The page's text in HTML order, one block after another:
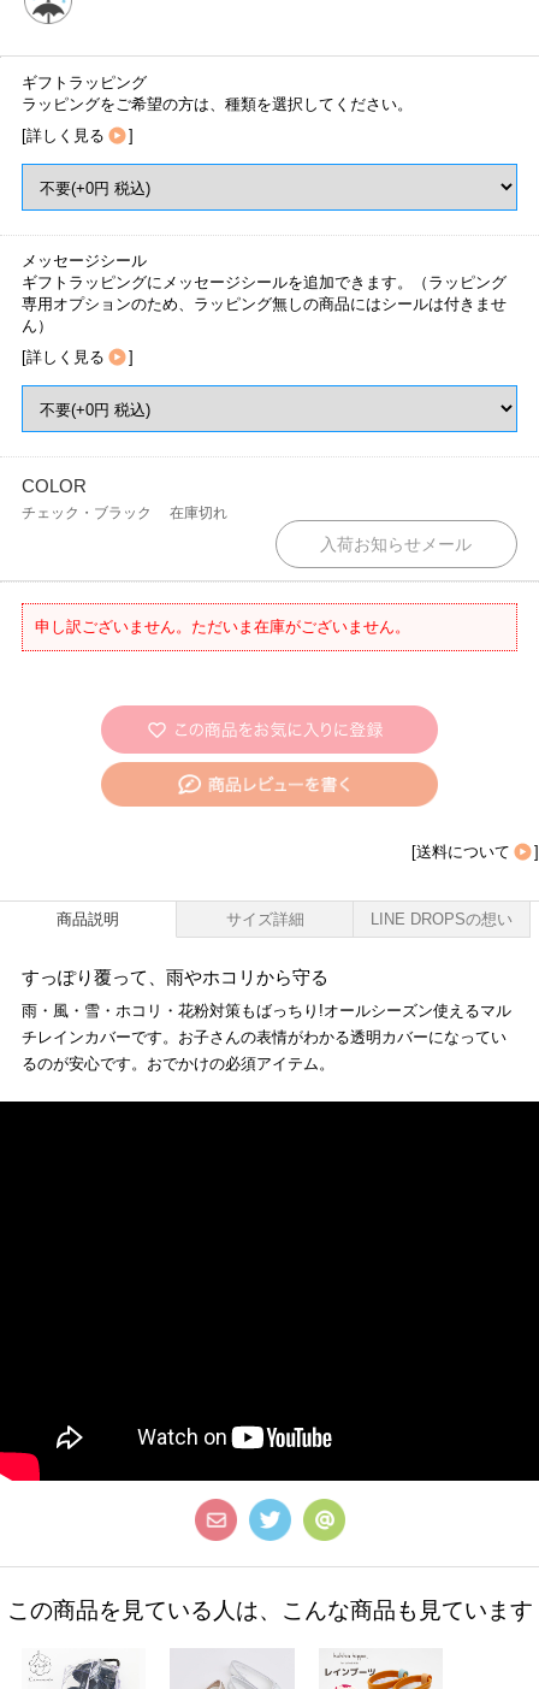
ギフトラッピング
ラッピングをご希望の方は、種類を選択してください。
[詳しく見る ]
メッセージシール
ギフトラッピングにメッセージシールを追加できます。（ラッピング
専用オプションのため、ラッピング無しの商品にはシールは付きませ
ん）
[詳しく見る ]
COLOR
チェック・ブラック 在庫切れ
申し訳ございません。ただいま在庫がございません。
[送料について ]
商品説明 サイズ詳細 LINE DROPSの想い
すっぽり覆って、雨やホコリから守る
雨・風・雪・ホコリ・花粉対策もばっちり!オールシーズン使えるマル
チレインカバーです。お子さんの表情がわかる透明カバーになってい
るのが安心です。おでかけの必須アイテム。
この商品を見ている人は、こんな商品も見ています